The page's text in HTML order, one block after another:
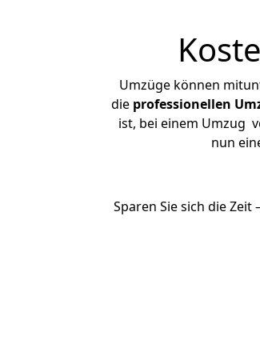
Umzüge können
die professionellen
ist, bei einem Umzug
nun
Sparen Sie sich die